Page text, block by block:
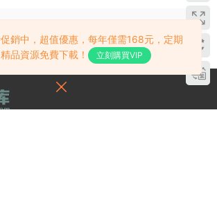
銷中，超值優惠，每年僅需168元，定期
品資源免費下載！
立刻購買VIP